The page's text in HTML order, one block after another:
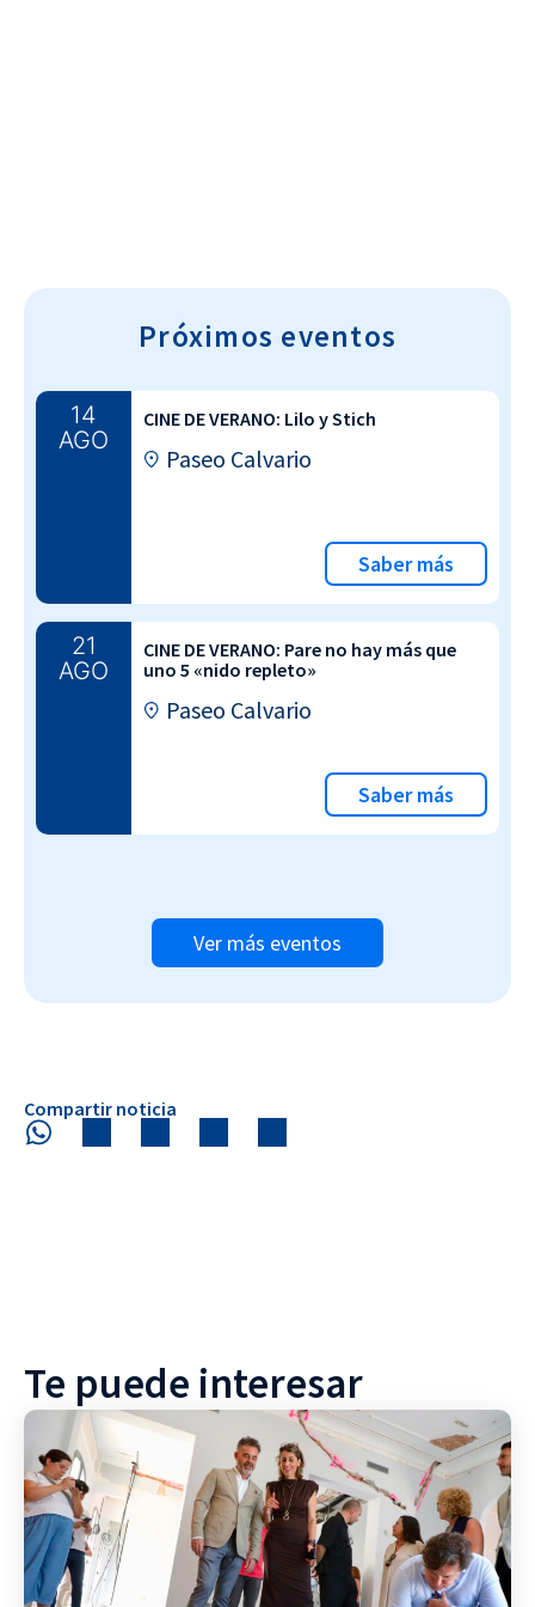
Próximos eventos
14
AGO
CINE DE VERANO: Lilo y Stich
Paseo Calvario
Saber más
21
AGO
CINE DE VERANO: Pare no hay más que
uno 5 «nido repleto»
Paseo Calvario
Saber más
Ver más eventos
Compartir noticia
Te puede interesar